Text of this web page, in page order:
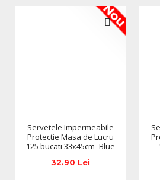
Nou
Servetele Impermeabile
Protectie Masa de Lucru
125 bucati 33x45cm- Blue
32.90 Lei